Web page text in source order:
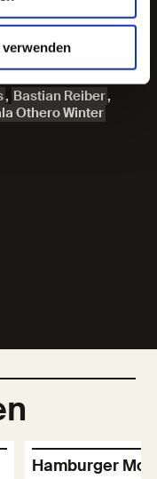
vermuten ließ.“
, Bastian Reiber,
Othero Winter
Hamburger